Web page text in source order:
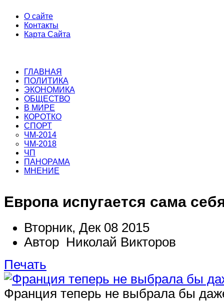
О сайте
Контакты
Карта Сайта
ГЛАВНАЯ
ПОЛИТИКА
ЭКОНОМИКА
ОБЩЕСТВО
В МИРЕ
КОРОТКО
СПОРТ
ЧМ-2014
ЧМ-2018
ЧП
ПАНОРАМА
МНЕНИЕ
Европа испугается сама
Вторник, Дек 08 2015
Автор Николай Викторов
Печать
Франция теперь не выбрала бы